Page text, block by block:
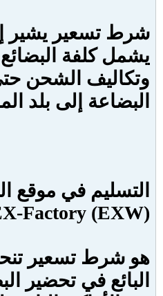
شرط تسعير يشير
يشمل كلفة البضائع
وتكاليف الشحن
البضاعة إلى بلد
التسليم في موقع
Factory (EXW)
هو شرط تسعير
البائع في تحضير